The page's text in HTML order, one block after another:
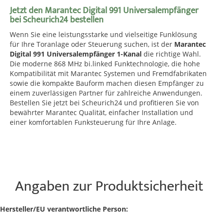
Jetzt den Marantec Digital 991 Universalempfänger
bei Scheurich24 bestellen
Wenn Sie eine leistungsstarke und vielseitige Funklösung
für Ihre Toranlage oder Steuerung suchen, ist der Marantec
Digital 991 Universalempfänger 1-Kanal die richtige Wahl.
Die moderne 868 MHz bi.linked Funktechnologie, die hohe
Kompatibilität mit Marantec Systemen und Fremdfabrikaten
sowie die kompakte Bauform machen diesen Empfänger zu
einem zuverlässigen Partner für zahlreiche Anwendungen.
Bestellen Sie jetzt bei Scheurich24 und profitieren Sie von
bewährter Marantec Qualität, einfacher Installation und
einer komfortablen Funksteuerung für Ihre Anlage.
Angaben zur Produktsicherheit
Hersteller/EU verantwortliche Person: